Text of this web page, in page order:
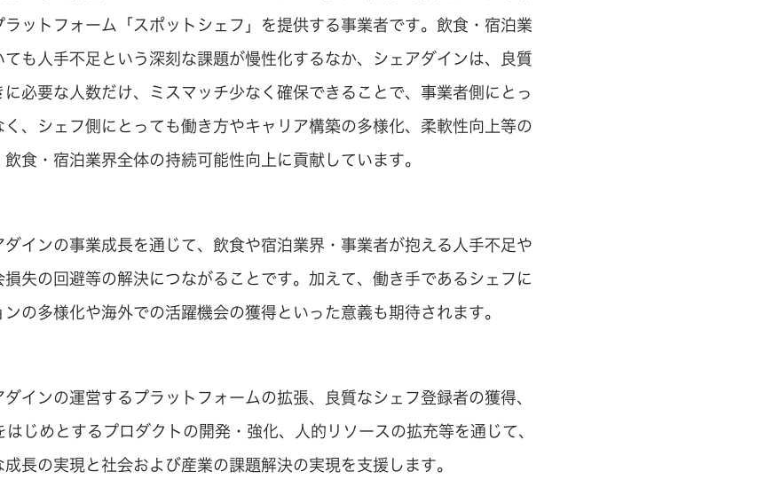
ットフォーム「スポットシェフ」を提供する事業者です。飲食・宿泊業
も人手不足という深刻な課題が慢性化するなか、シェアダインは、良質
必要な人数だけ、ミスマッチ少なく確保できることで、事業者側にとっ
、シェフ側にとっても働き方やキャリア構築の多様化、柔軟性向上等の
食・宿泊業界全体の持続可能性向上に貢献しています。
インの事業成長を通じて、飲食や宿泊業界・事業者が抱える人手不足や
失の回避等の解決につながることです。加えて、働き手であるシェフに
の多様化や海外での活躍機会の獲得といった意義も期待されます。
インの運営するプラットフォームの拡張、良質なシェフ登録者の獲得、
じめとするプロダクトの開発・強化、人的リソースの拡充等を通じて、
長の実現と社会および産業の課題解決の実現を支援します。